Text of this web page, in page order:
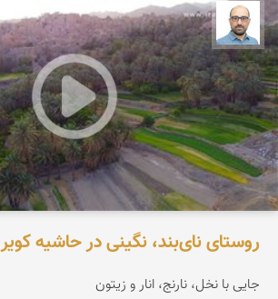
بابک ارجمندی
روستای نای‌بند، نگینی در حاشیه کویر
جایی با نخل، نارنج، انار و زیتون